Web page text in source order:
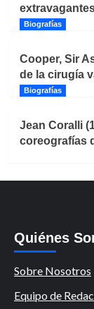
Biografías
Cooper, Sir
de la cirugía
Biografías
Jean Coralli
coreografías
Quiénes
Sobre Nosotros
Equipo de